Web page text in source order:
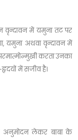
वृन्दावन में यमुना तट पर
यमुना अथवा वृन्दावन में
करता उनका
में सजीव है।
अनुमोदन लेकर बाबा के